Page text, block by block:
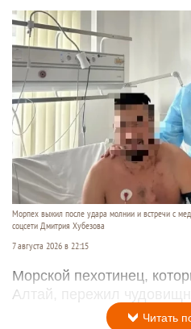
Морпех выжил после удара молнии и встречи с
соцсети Дмитрия Хубезова
7 августа 2026 в 22:15
Морской пехотинец,
Алтай, пережил
Читать